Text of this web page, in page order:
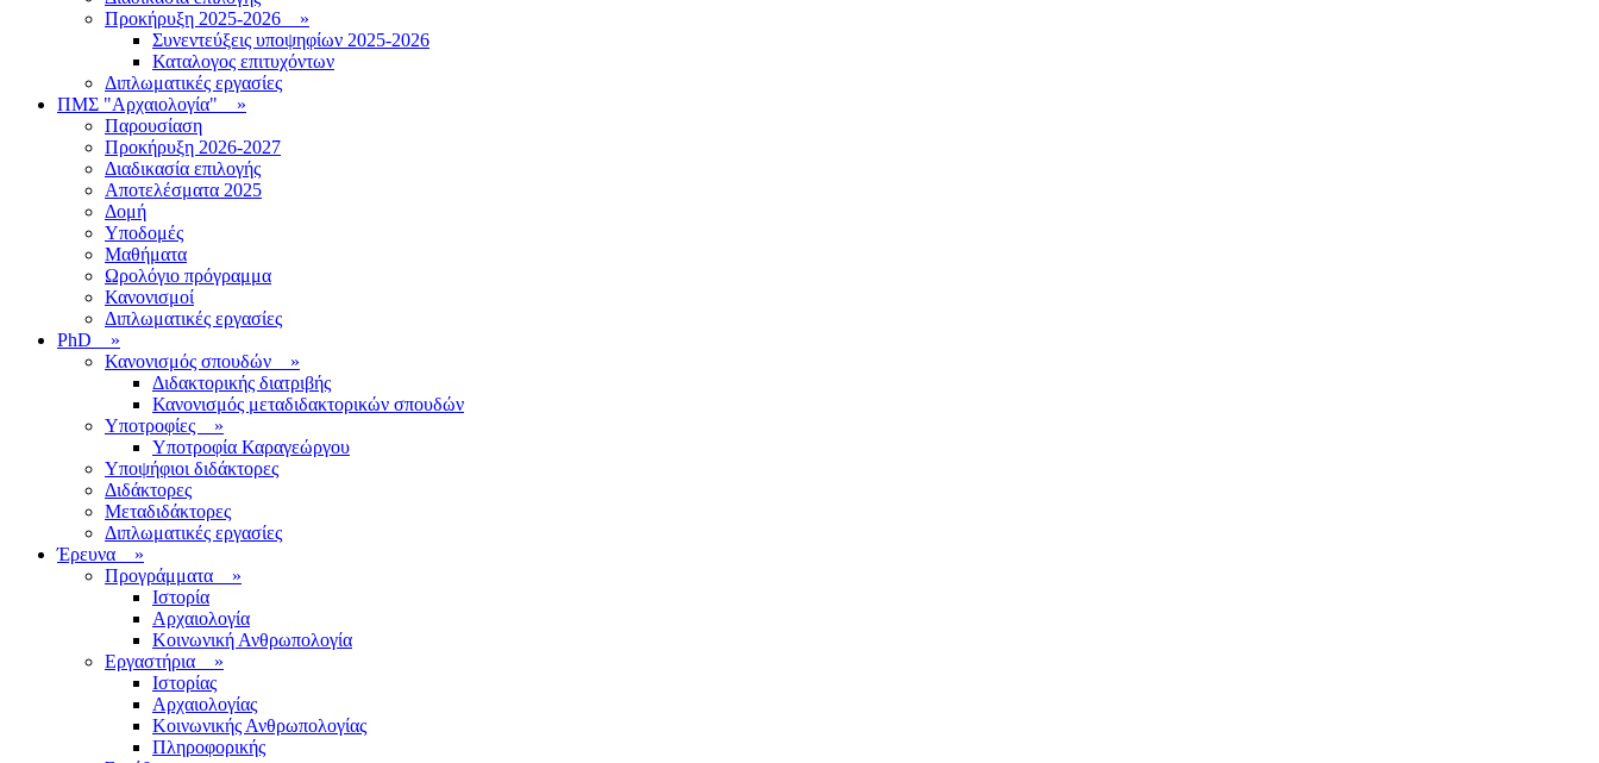
Πρoκήρυξη 2025-2026 »
Συνεντεύξεις υποψηφίων 2025-2026
Καταλογος επιτυχόντων
Διπλωματικές εργασίες
ΠΜΣ "Αρχαιολογία" »
Παρουσίαση
Προκήρυξη 2026-2027
Διαδικασία επιλογής
Αποτελέσματα 2025
Δομή
Υποδομές
Μαθήματα
Ωρολόγιο πρόγραμμα
Κανονισμοί
Διπλωματικές εργασίες
PhD »
Κανονισμός σπουδών »
Διδακτορικής διατριβής
Κανονισμός μεταδιδακτορικών σπουδών
Υποτροφίες »
Υποτροφία Καραγεώργου
Υποψήφιοι διδάκτορες
Διδάκτορες
Μεταδιδάκτορες
Διπλωματικές εργασίες
Έρευνα »
Προγράμματα »
Ιστορία
Αρχαιολογία
Κοινωνική Ανθρωπολογία
Εργαστήρια »
Ιστορίας
Αρχαιολογίας
Κοινωνικής Ανθρωπολογίας
Πληροφορικής